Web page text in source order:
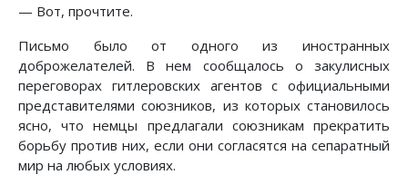
— Вот, прочтите.
Письмо было от одного из иностранных
доброжелателей. В нем сообщалось о закулисных
переговорах гитлеровских агентов с официальными
представителями союзников, из которых становилось
ясно, что немцы предлагали союзникам прекратить
борьбу против них, если они согласятся на сепаратный
мир на любых условиях.